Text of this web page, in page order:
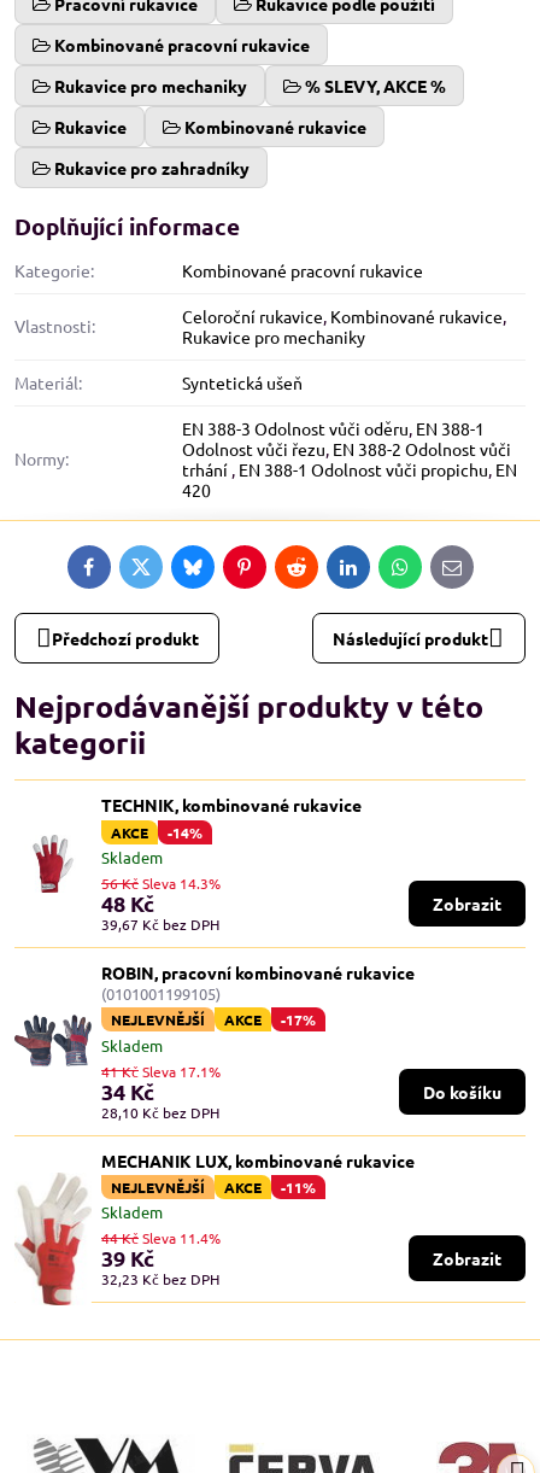
Kombinované pracovní rukavice
Rukavice pro mechaniky
% SLEVY, AKCE %
Rukavice
Kombinované rukavice
Rukavice pro zahradníky
Doplňující informace
Kategorie: Kombinované pracovní rukavice
Vlastnosti: Celoroční rukavice, Kombinované rukavice,
Rukavice pro mechaniky
Materiál: Syntetická ušeň
Normy:
EN 388-3 Odolnost vůči oděru, EN 388-1
Odolnost vůči řezu, EN 388-2 Odolnost vůči
trhání , EN 388-1 Odolnost vůči propichu, EN
420
FacebookTwitterBlueskyPinterestRedditLinkedInWhatsApp
E-
mail
Předchozí produkt Následující produkt
Nejprodávanější produkty v této
kategorii
TECHNIK, kombinované rukavice
AKCE -14%
Skladem
48 Kč
39,67 Kč bez DPH
56 KčSleva 14.3%
Zobrazit
ROBIN, pracovní kombinované rukavice
(0101001199105)
NEJLEVNĚJŠÍ AKCE -17%
Skladem
34 Kč
28,10 Kč bez DPH
41 KčSleva 17.1%
Do košíku
MECHANIK LUX, kombinované rukavice
NEJLEVNĚJŠÍ AKCE -11%
Skladem
39 Kč
32,23 Kč bez DPH
44 KčSleva 11.4%
Zobrazit